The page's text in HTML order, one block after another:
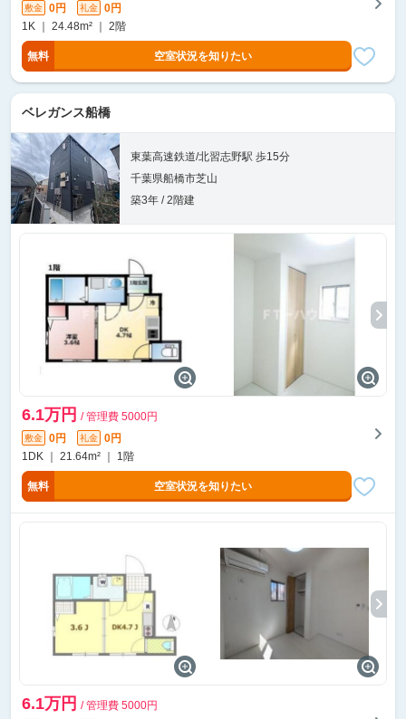
敷金 0円 礼金
0円
1K ｜ 24.48m² ｜ 2階
無料 空室状況を知りたい
ベレガンス船橋
東葉高速鉄道/北習志野駅 歩15分
千葉県船橋市芝山
築3年 / 2階建
6.1万円 / 管理費 5000円
敷金 0円 礼金
0円
1DK ｜ 21.64m² ｜ 1階
無料 空室状況を知りたい
6.1万円 / 管理費 5000円